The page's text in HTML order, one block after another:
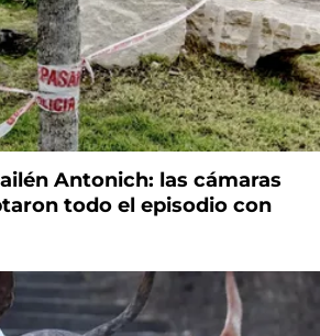
Antonich: las cámaras
todo el episodio con